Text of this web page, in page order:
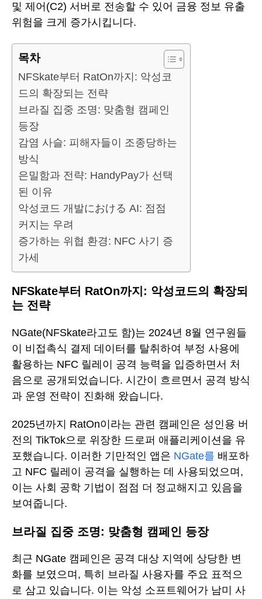
및 제어(C2) 서버로 전송할 수 있어 금융 정보 유출
위험을 크게 증가시킵니다.
목차
NFSkate부터 RatOn까지: 악성코
드의 확장되는 전략
브라질 집중 조명: 맞춤형 캠페인
등장
감염 사슬: 피해자들이 조종당하는
방식
은밀함과 전략: HandyPay가 선택
된 이유
악성코드 개발における AI: 점점
커지는 우려
증가하는 위협 환경: NFC 사기 증
가세
NFSkate부터 RatOn까지: 악성코드의 확장되
는 전략
NGate(NFSkate라고도 함)는 2024년 8월 연구원들
이 비접촉식 결제 데이터를 탈취하여 부정 사용에
활용하는 NFC 릴레이 공격 능력을 입증하면서 처
음으로 공개되었습니다. 시간이 흐르면서 공격 방식
과 운영 전략이 진화해 왔습니다.
2025년까지 RatOn이라는 관련 캠페인은 성인용 버
전의 TikTok으로 위장한 드로퍼 애플리케이션을 유
포했습니다. 이러한 기만적인 앱은 NGate를 배포하
고 NFC 릴레이 공격을 실행하는 데 사용되었으며,
이는 사회 공학 기법이 점점 더 정교해지고 있음을
보여줍니다.
브라질 집중 조명: 맞춤형 캠페인 등장
최근 NGate 캠페인은 공격 대상 지역에 상당한 변
화를 보였으며, 특히 브라질 사용자를 주요 표적으
로 삼고 있습니다. 이는 악성 소프트웨어가 남미 사